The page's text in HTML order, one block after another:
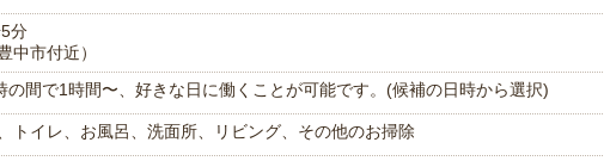
分
中市付近）
の間で1時間〜、好きな日に働くことが可能です。(候補の日時から選択)
トイレ、お風呂、洗面所、リビング、その他のお掃除